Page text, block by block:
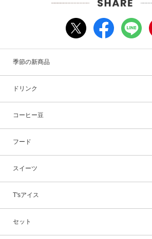
季節の新商品
ドリンク
コーヒー豆
フード
スイーツ
T'sアイス
セット